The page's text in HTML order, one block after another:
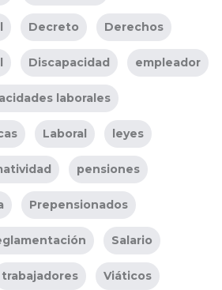
Decreto Derechos
Discapacidad empleador
laborales
Laboral leyes
pensiones
Prepensionados
Salario
trabajadores Viáticos